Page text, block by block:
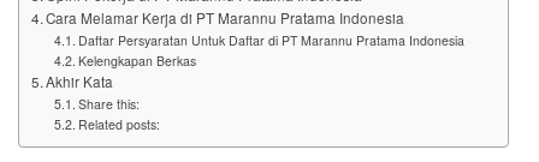
Cara Melamar Kerja di PT Marannu Pratama Indonesia
Daftar Persyaratan Untuk Daftar di PT Marannu Pratama Indonesia
Kelengkapan Berkas
Akhir Kata
Share this:
Related posts: